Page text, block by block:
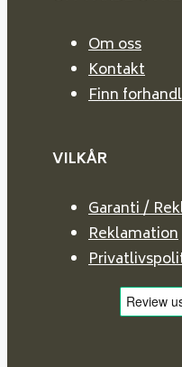
Om oss
Kontakt
Finn
VILKÅR
Garanti /
Reklamation